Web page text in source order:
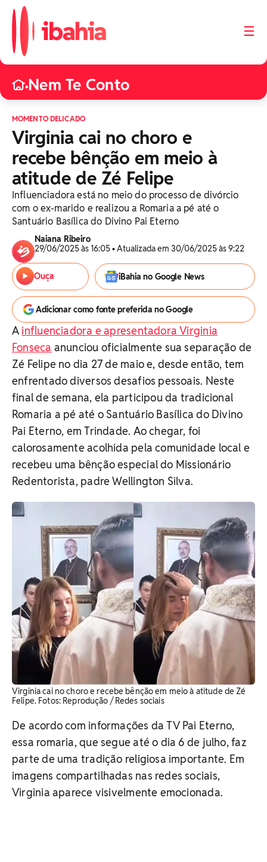
☰
•Nem Te Conto
MOMENTO DELICADO
Virginia cai no choro e
recebe bênção em meio à
atitude de Zé Felipe
Influenciadora está no meio do processo de divórcio
com o ex-marido e realizou a Romaria a pé até o
Santuário Basílica do Divino Pai Eterno
Naiana Ribeiro
29/06/2025 às 16:05 • Atualizada em 30/06/2025 às 9:22
Ouça iBahia no Google News
Adicionar como fonte preferida no Google
A influenciadora e apresentadora Virginia
Fonseca anunciou oficialmente sua separação de
Zé Felipe no dia 27 de maio e, desde então, tem
enfrentado diversos desafios pessoais. Neste
final de semana, ela participou da tradicional
Romaria a pé até o Santuário Basílica do Divino
Pai Eterno, em Trindade. Ao chegar, foi
calorosamente acolhida pela comunidade local e
recebeu uma bênção especial do Missionário
Redentorista, padre Wellington Silva.
Virginia cai no choro e recebe bênção em meio à atitude de Zé
Felipe. ​Fotos: Reprodução / Redes sociais
De acordo com informações da TV Pai Eterno,
essa romaria, que segue até o dia 6 de julho, faz
parte de uma tradição religiosa importante. Em
imagens compartilhadas nas redes sociais,
Virginia aparece visivelmente emocionada.